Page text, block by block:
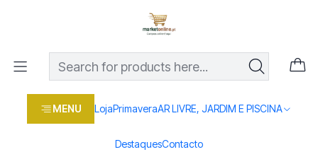
MENU LojaPrimaveraAR LIVRE, JARDIM E PISCINA
DestaquesContacto
Os melhores preços em produtos para casa, jardim e bricolage
Home Loja Casa e conforto
DROGARIA E LIMPEZA
MATERIAL LIMPEZA
ESFREGAO SALVAUNHAS VILEDA 2 + 1 UNI